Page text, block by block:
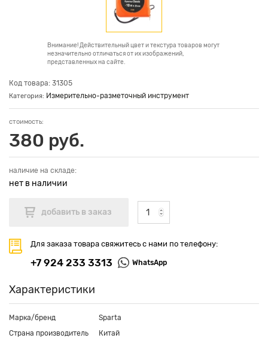
Внимание! Действительный цвет и текстура товаров могут
незначительно отличаться от их изображений,
представленных на сайте.
Код товара: 31305
Категория: Измерительно-разметочный инструмент
стоимость:
380 руб.
наличие на складе:
нет в наличии
Для заказа товара свяжитесь с нами по телефону:
+7 924 233 3313 WhatsApp
Характеристики
Марка/бренд
Sparta
Страна производитель
Китай